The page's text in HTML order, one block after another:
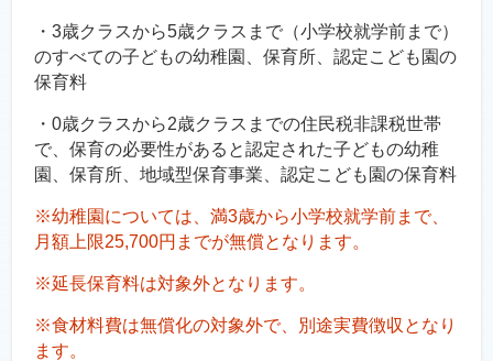
・3歳クラスから5歳クラスまで（小学校就学前まで）
のすべての子どもの幼稚園、保育所、認定こども園の
保育料
・0歳クラスから2歳クラスまでの住民税非課税世帯
で、保育の必要性があると認定された子どもの幼稚
園、保育所、地域型保育事業、認定こども園の保育料
※幼稚園については、満3歳から小学校就学前まで、
月額上限25,700円までが無償となります。
※延長保育料は対象外となります。
※食材料費は無償化の対象外で、別途実費徴収となり
ます。